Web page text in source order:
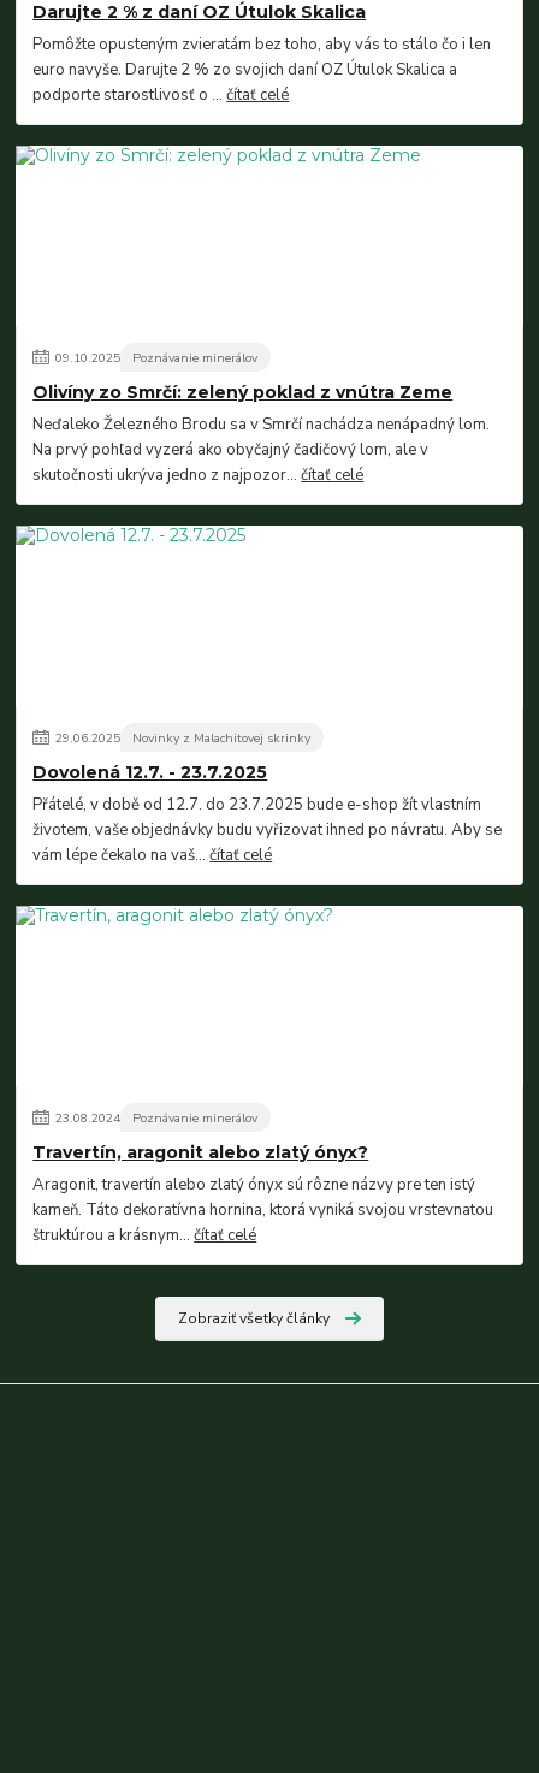
Darujte 2 % z daní OZ Útulok Skalica
Pomôžte opusteným zvieratám bez toho, aby vás to stálo čo i len
euro navyše. Darujte 2 % zo svojich daní OZ Útulok Skalica a
podporte starostlivosť o ...čítať celé
09.10.2025 Poznávanie minerálov
Olivíny zo Smrčí: zelený poklad z vnútra Zeme
Neďaleko Železného Brodu sa v Smrčí nachádza nenápadný lom.
Na prvý pohľad vyzerá ako obyčajný čadičový lom, ale v
skutočnosti ukrýva jedno z najpozor...čítať celé
29.06.2025 Novinky z Malachitovej skrinky
Dovolená 12.7. - 23.7.2025
Přátelé, v době od 12.7. do 23.7.2025 bude e-shop žít vlastním
životem, vaše objednávky budu vyřizovat ihned po návratu. Aby se
vám lépe čekalo na vaš...čítať celé
23.08.2024 Poznávanie minerálov
Travertín, aragonit alebo zlatý ónyx?
Aragonit, travertín alebo zlatý ónyx sú rôzne názvy pre ten istý
kameň. Táto dekoratívna hornina, ktorá vyniká svojou vrstevnatou
štruktúrou a krásnym...čítať celé
Zobraziť všetky články